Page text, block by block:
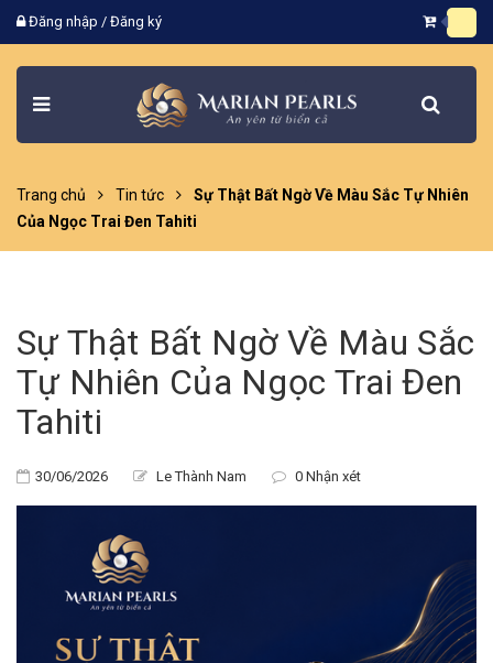
Đăng nhập / Đăng ký
Trang chủ Tin tức
Sự Thật Bất Ngờ Về Màu Sắc Tự Nhiên
Của Ngọc Trai Đen Tahiti
Sự Thật Bất Ngờ Về Màu Sắc
Tự Nhiên Của Ngọc Trai Đen
Tahiti
30/06/2026 Le Thành Nam 0 Nhận xét